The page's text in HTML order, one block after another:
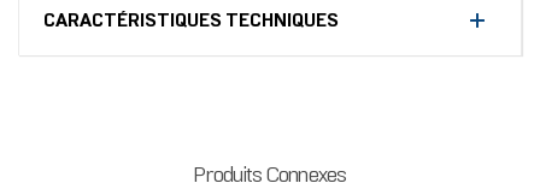
CARACTÉRISTIQUES TECHNIQUES
Produits Connexes